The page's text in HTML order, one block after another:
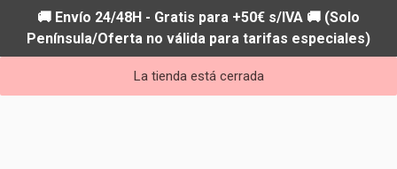
🚚 Envío 24/48H - Gratis para +50€ s/IVA 🚚 (Solo
Península/Oferta no válida para tarifas especiales)
La tienda está cerrada